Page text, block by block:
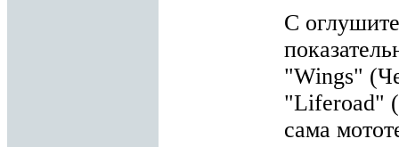
С
"Wings"
"Liferoad"
сама